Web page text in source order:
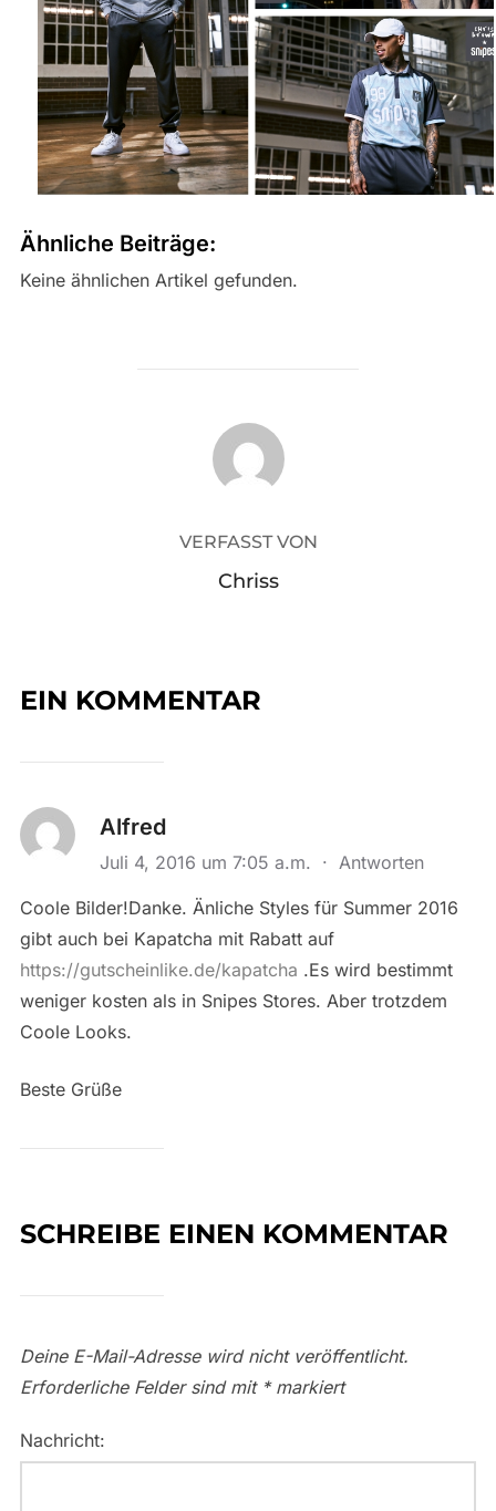
Ähnliche Beiträge:
Keine ähnlichen Artikel gefunden.
BEITRAGSAUTOR
VERFASST VON
Chriss
EIN KOMMENTAR
Alfred
Juli 4, 2016 um 7:05 a.m. · Antworten
Coole Bilder!Danke. Änliche Styles für Summer 2016
gibt auch bei Kapatcha mit Rabatt auf
https://gutscheinlike.de/kapatcha .Es wird bestimmt
weniger kosten als in Snipes Stores. Aber trotzdem
Coole Looks.
Beste Grüße
SCHREIBE EINEN KOMMENTAR
Deine E-Mail-Adresse wird nicht veröffentlicht.
Erforderliche Felder sind mit *markiert
Nachricht: